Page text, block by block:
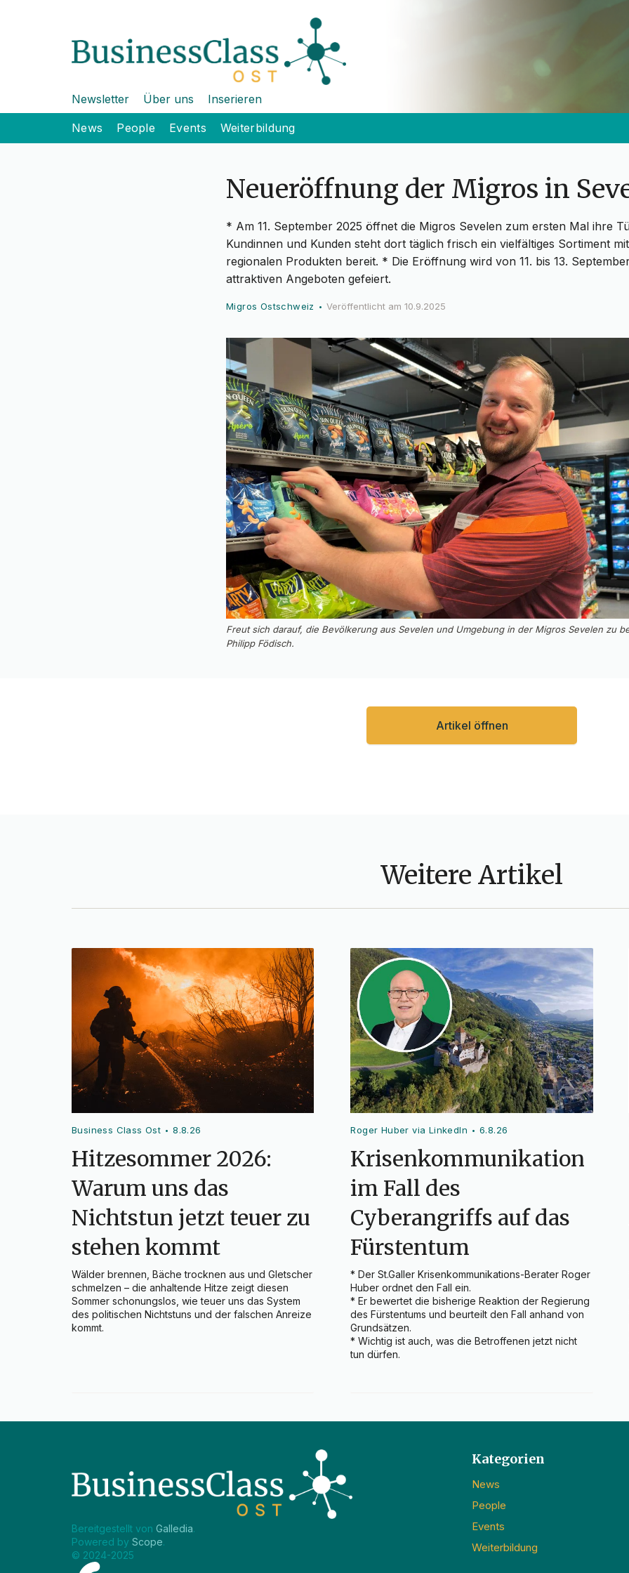
Newsletter Über uns Inserieren
News People Events Weiterbildung
Neueröffnung der Migros in
* Am 11. September 2025 öffnet die Migros Sevelen zum ersten Mal ihre
Kundinnen und Kunden steht dort täglich frisch ein vielfältiges Sortiment
regionalen Produkten bereit. * Die Eröffnung wird von 11. bis 13.
attraktiven Angeboten gefeiert.
Migros Ostschweiz • Veröffentlicht am 10.9.2025
Freut sich darauf, die Bevölkerung aus Sevelen und Umgebung in der Migros Sevelen zu
Philipp Födisch.
Artikel öffnen
Weitere Artikel
Business Class Ost •8.8.26
Hitzesommer 2026:
Warum uns das
Nichtstun jetzt teuer zu
stehen kommt
Wälder brennen, Bäche trocknen aus und Gletscher
schmelzen – die anhaltende Hitze zeigt diesen
Sommer schonungslos, wie teuer uns das System
des politischen Nichtstuns und der falschen Anreize
kommt.
Roger Huber via LinkedIn • 6.8.26
Krisenkommunikation
im Fall des
Cyberangriffs auf das
Fürstentum
* Der St.Galler Krisenkommunikations-Berater Roger
Huber ordnet den Fall ein.
* Er bewertet die bisherige Reaktion der Regierung
des Fürstentums und beurteilt den Fall anhand von
Grundsätzen.
* Wichtig ist auch, was die Betroffenen jetzt nicht
tun dürfen.
Bereitgestellt von Galledia.
Powered by Scope.
© 2024-2025
Kategorien
News
People
Events
Weiterbildung